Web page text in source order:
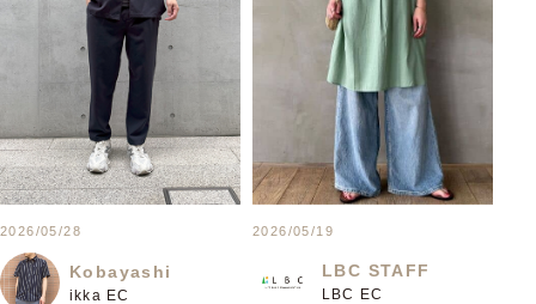
2026/05/28
Kobayashi
ikka EC
2026/05/19
LBC STAFF
LBC EC